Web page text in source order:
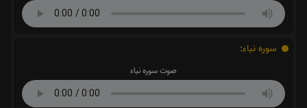
سوره نباء:
صوت سوره نباء